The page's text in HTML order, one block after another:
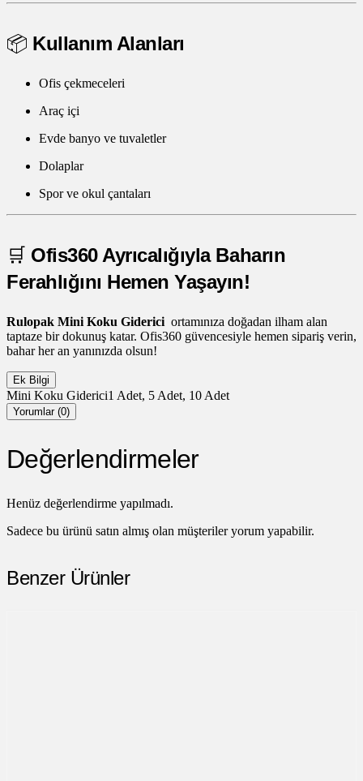
📦 Kullanım Alanları
Ofis çekmeceleri
Araç içi
Evde banyo ve tuvaletler
Dolaplar
Spor ve okul çantaları
🛒 Ofis360 Ayrıcalığıyla Baharın
Ferahlığını Hemen Yaşayın!
Rulopak Mini Koku Giderici ortamınıza doğadan ilham alan
taptaze bir dokunuş katar. Ofis360 güvencesiyle hemen sipariş verin,
bahar her an yanınızda olsun!
Ek Bilgi
Mini Koku Giderici1 Adet, 5 Adet, 10 Adet
Yorumlar (0)
Değerlendirmeler
Henüz değerlendirme yapılmadı.
Sadece bu ürünü satın almış olan müşteriler yorum yapabilir.
Benzer Ürünler